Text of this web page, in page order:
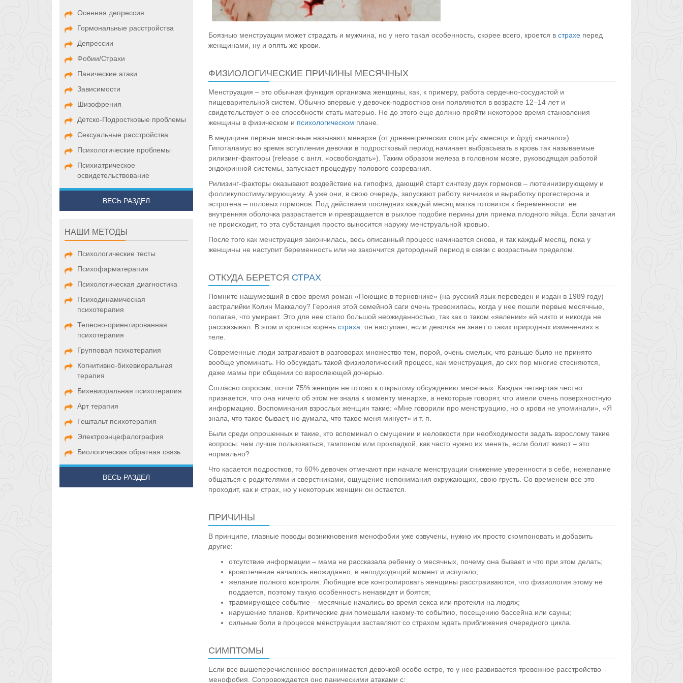
Осенняя депрессия
Гормональные расстройства
Депрессии
Фобии/Страхи
Панические атаки
Зависимости
Шизофрения
Детско-Подростковые проблемы
Сексуальные расстройства
Психологические проблемы
Психиатрическое
освидетельствование
ВЕСЬ РАЗДЕЛ
НАШИ МЕТОДЫ
Психологические тесты
Психофарматерапия
Психологическая диагностика
Психодинамическая
психотерапия
Телесно-ориентированная
психотерапия
Групповая психотерапия
Когнитивно-бихевиоральная
терапия
Бихевиоральная психотерапия
Арт терапия
Гештальт психотерапия
Электроэнцефалография
Биологическая обратная связь
ВЕСЬ РАЗДЕЛ
Боязнью менструации может страдать и мужчина, но у него такая особенность, скорее всего, кроется в страхеперед
женщинами, ну и опять же крови.
ФИЗИОЛОГИЧЕСКИЕ ПРИЧИНЫ МЕСЯЧНЫХ
Менструация – это обычная функция организма женщины, как, к примеру, работа сердечно-сосудистой и
пищеварительной систем. Обычно впервые у девочек-подростков они появляются в возрасте 12–14 лет и
свидетельствует о ее способности стать матерью. Но до этого еще должно пройти некоторое время становления
женщины в физическом и психологическом плане.
В медицине первые месячные называют менархе (от древнегреческих слов μήν «месяц» и ἀρχή «начало»).
Гипоталамус во время вступления девочки в подростковый период начинает выбрасывать в кровь так называемые
рилизинг-факторы (release с англ. «освобождать»). Таким образом железа в головном мозге, руководящая работой
эндокринной системы, запускает процедуру полового созревания.
Рилизинг-факторы оказывают воздействие на гипофиз, дающий старт синтезу двух гормонов – лютеинизирующему и
фолликулостимулирующему. А уже они, в свою очередь, запускают работу яичников и выработку прогестерона и
эстрогена – половых гормонов. Под действием последних каждый месяц матка готовится к беременности: ее
внутренняя оболочка разрастается и превращается в рыхлое подобие перины для приема плодного яйца. Если зачатия
не происходит, то эта субстанция просто выносится наружу менструальной кровью.
После того как менструация закончилась, весь описанный процесс начинается снова, и так каждый месяц, пока у
женщины не наступит беременность или не закончится детородный период в связи с возрастным пределом.
ОТКУДА БЕРЕТСЯ СТРАХ
Помните нашумевший в свое время роман «Поющие в терновнике» (на русский язык переведен и издан в 1989 году)
австралийки Колин Маккалоу? Героиня этой семейной саги очень тревожилась, когда у нее пошли первые месячные,
полагая, что умирает. Это для нее стало большой неожиданностью, так как о таком «явлении» ей никто и никогда не
рассказывал. В этом и кроется корень страха: он наступает, если девочка не знает о таких природных изменениях в
теле.
Современные люди затрагивают в разговорах множество тем, порой, очень смелых, что раньше было не принято
вообще упоминать. Но обсуждать такой физиологический процесс, как менструация, до сих пор многие стесняются,
даже мамы при общении со взрослеющей дочерью.
Согласно опросам, почти 75% женщин не готово к открытому обсуждению месячных. Каждая четвертая честно
признается, что она ничего об этом не знала к моменту менархе, а некоторые говорят, что имели очень поверхностную
информацию. Воспоминания взрослых женщин такие: «Мне говорили про менструацию, но о крови не упоминали», «Я
знала, что такое бывает, но думала, что такое меня минует» и т. п.
Были среди опрошенных и такие, кто вспоминал о смущении и неловкости при необходимости задать взрослому такие
вопросы: чем лучше пользоваться, тампоном или прокладкой, как часто нужно их менять, если болит живот – это
нормально?
Что касается подростков, то 60% девочек отмечают при начале менструации снижение уверенности в себе, нежелание
общаться с родителями и сверстниками, ощущение непонимания окружающих, свою грусть. Со временем все это
проходит, как и страх, но у некоторых женщин он остается.
ПРИЧИНЫ
В принципе, главные поводы возникновения менофобии уже озвучены, нужно их просто скомпоновать и добавить
другие:
отсутствие информации – мама не рассказала ребенку о месячных, почему она бывает и что при этом делать;
кровотечение началось неожиданно, в неподходящий момент и испугало;
желание полного контроля. Любящие все контролировать женщины расстраиваются, что физиология этому не
поддается, поэтому такую особенность ненавидят и боятся;
травмирующее событие – месячные начались во время секса или протекли на людях;
нарушение планов. Критические дни помешали какому-то событию, посещению бассейна или сауны;
сильные боли в процессе менструации заставляют со страхом ждать приближения очередного цикла.
СИМПТОМЫ
Если все вышеперечисленное воспринимается девочкой особо остро, то у нее развивается тревожное расстройство –
менофобия. Сопровождается оно паническими атаками с: